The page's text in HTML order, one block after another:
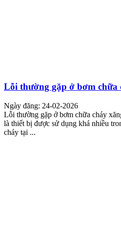
Lỗi thường gặp ở bơm chữa
Ngày đăng: 24-02-2026
Lỗi thường gặp ở bơm chữa cháy
là thiết bị được sử dụng khá nhiều
cháy tại ...